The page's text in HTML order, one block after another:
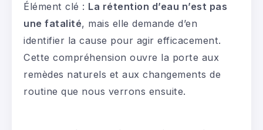
Élément clé : La rétention d’eau n’est pas
une fatalité, mais elle demande d’en
identifier la cause pour agir efficacement.
Cette compréhension ouvre la porte aux
remèdes naturels et aux changements de
routine que nous verrons ensuite.